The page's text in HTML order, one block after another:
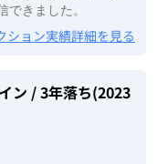
きました。
ション実績詳細を見る
ン / 3年落ち(2023